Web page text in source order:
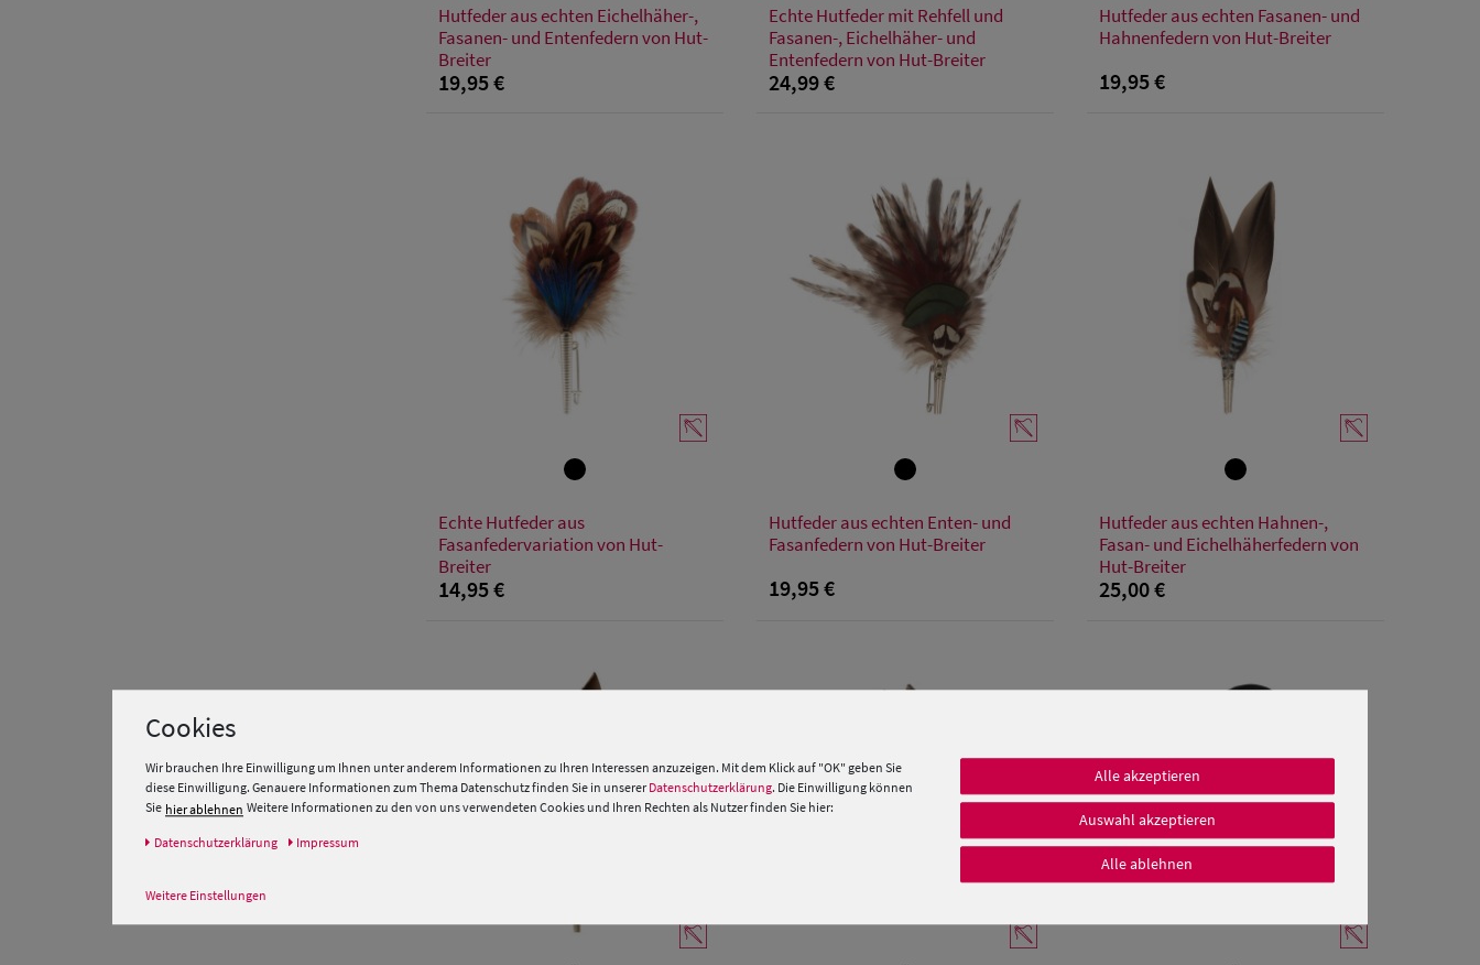
Einheitsgröße
Hutfeder aus echten Eichelhäher-,
Fasanen- und Entenfedern von Hut-
Breiter
19,95 €
Einheitsgröße
Echte Hutfeder mit Rehfell und
Fasanen-, Eichelhäher- und
Entenfedern von Hut-Breiter
24,99 €
Einheitsgröße
Hutfeder aus echten Fasanen- und
Hahnenfedern von Hut-Breiter
19,95 €
Einheitsgröße
Echte Hutfeder aus
Fasanfedervariation von Hut-
Breiter
14,95 €
Einheitsgröße
Hutfeder aus echten Enten- und
Fasanfedern von Hut-Breiter
19,95 €
Einheitsgröße
Hutfeder aus echten Hahnen-,
Fasan- und Eichelhäherfedern von
Hut-Breiter
25,00 €
Cookies
Wir brauchen Ihre Einwilligung um Ihnen unter anderem Informationen zu Ihren Interessen anzuzeigen. Mit dem Klick auf "OK" geben Sie
diese Einwilligung. Genauere Informationen zum Thema Datenschutz finden Sie in unserer Datenschutzerklärung. Die Einwilligung können
Sie hier ablehnen Weitere Informationen zu den von uns verwendeten Cookies und Ihren Rechten als Nutzer finden Sie hier:
Daten­schutz­erklärung Impressum
Weitere Einstellungen
Alle akzeptieren
Auswahl akzeptieren
Alle ablehnen